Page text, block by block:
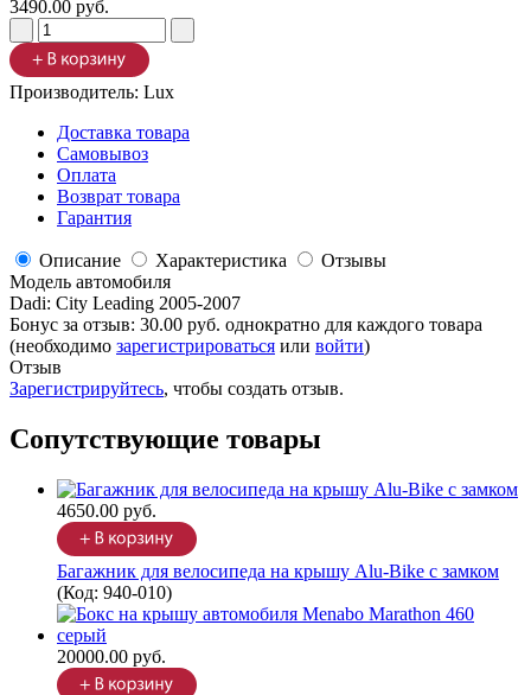
3490.00 руб.
Производитель: Lux
Доставка товара
Самовывоз
Оплата
Возврат товара
Гарантия
Описание Характеристика
Отзывы
Модель автомобиля
Dadi: City Leading 2005-2007
Бонус за отзыв: 30.00 руб. однократно для каждого товара
(необходимо зарегистрироваться или войти)
Отзыв
Зарегистрируйтесь, чтобы создать отзыв.
Сопутствующие товары
4650.00 руб.
Багажник для велосипеда на крышу Alu-Bike с замком
(Код: 940-010)
20000.00 руб.